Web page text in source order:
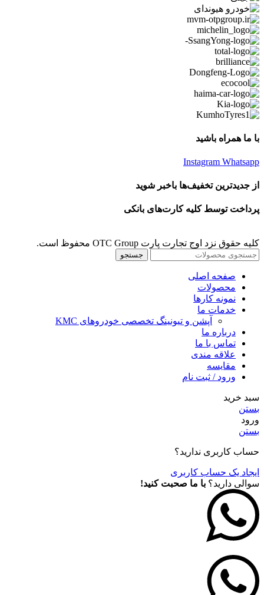
با ما همراه باشید
Instagram Whatsapp
از جدیدترین تخفیف‌ها باخبر شوید
پرداخت توسط کلیه کارت‌های بانکی
کلیه حقوق نزد اوج تجارت پارت OTC Group محفوظ است.
جستجو
صفحه اصلی
محصولات
نمونه کارها
خدمات ما
آپشن و تیونینگ تخصصی خودروهای KMC
درباره ما
تماس با ما
علاقه مندی
مقايسه
ورود / ثبت نام
سبد خرید
بستن
ورود
بستن
حساب کاربری ندارید؟
ایجاد یک حساب کاربری
سوالی دارید؟ با ما صحبت کنید!